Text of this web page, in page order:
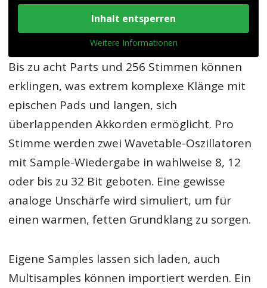
Inhalt entsperren
Weitere Informationen
Bis zu acht Parts und 256 Stimmen können
erklingen, was extrem komplexe Klänge mit
epischen Pads und langen, sich
überlappenden Akkorden ermöglicht. Pro
Stimme werden zwei Wavetable-Oszillatoren
mit Sample-Wiedergabe in wahlweise 8, 12
oder bis zu 32 Bit geboten. Eine gewisse
analoge Unschärfe wird simuliert, um für
einen warmen, fetten Grundklang zu sorgen.
Eigene Samples lassen sich laden, auch
Multisamples können importiert werden. Ein